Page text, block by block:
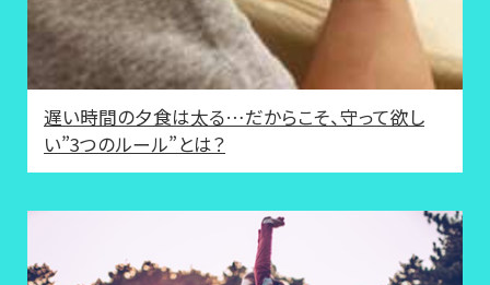
遅い時間の夕食は太る…だからこそ、守って欲し
い”3つのルール”とは？